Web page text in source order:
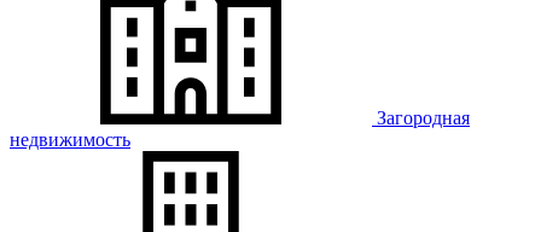
Загородная
недвижимость